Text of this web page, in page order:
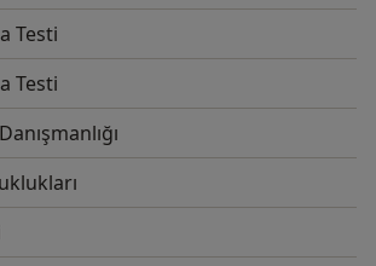
Testi
Testi